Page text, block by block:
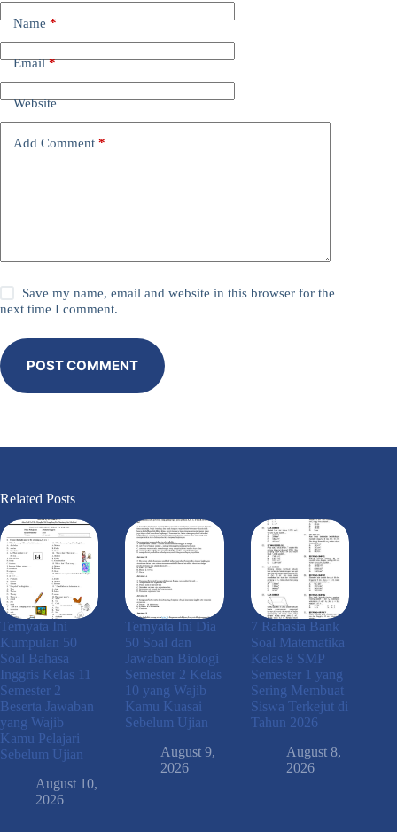
Name*
Email*
Website
Add Comment *
Save my name, email and website in this browser for the
next time I comment.
POST COMMENT
Related Posts
Ternyata Ini
Kumpulan 50
Soal Bahasa
Inggris Kelas 11
Semester 2
Beserta Jawaban
yang Wajib
Kamu Pelajari
Sebelum Ujian
August 10,
2026
Ternyata Ini Dia
50 Soal dan
Jawaban Biologi
Semester 2 Kelas
10 yang Wajib
Kamu Kuasai
Sebelum Ujian
August 9,
2026
7 Rahasia Bank
Soal Matematika
Kelas 8 SMP
Semester 1 yang
Sering Membuat
Siswa Terkejut di
Tahun 2026
August 8,
2026